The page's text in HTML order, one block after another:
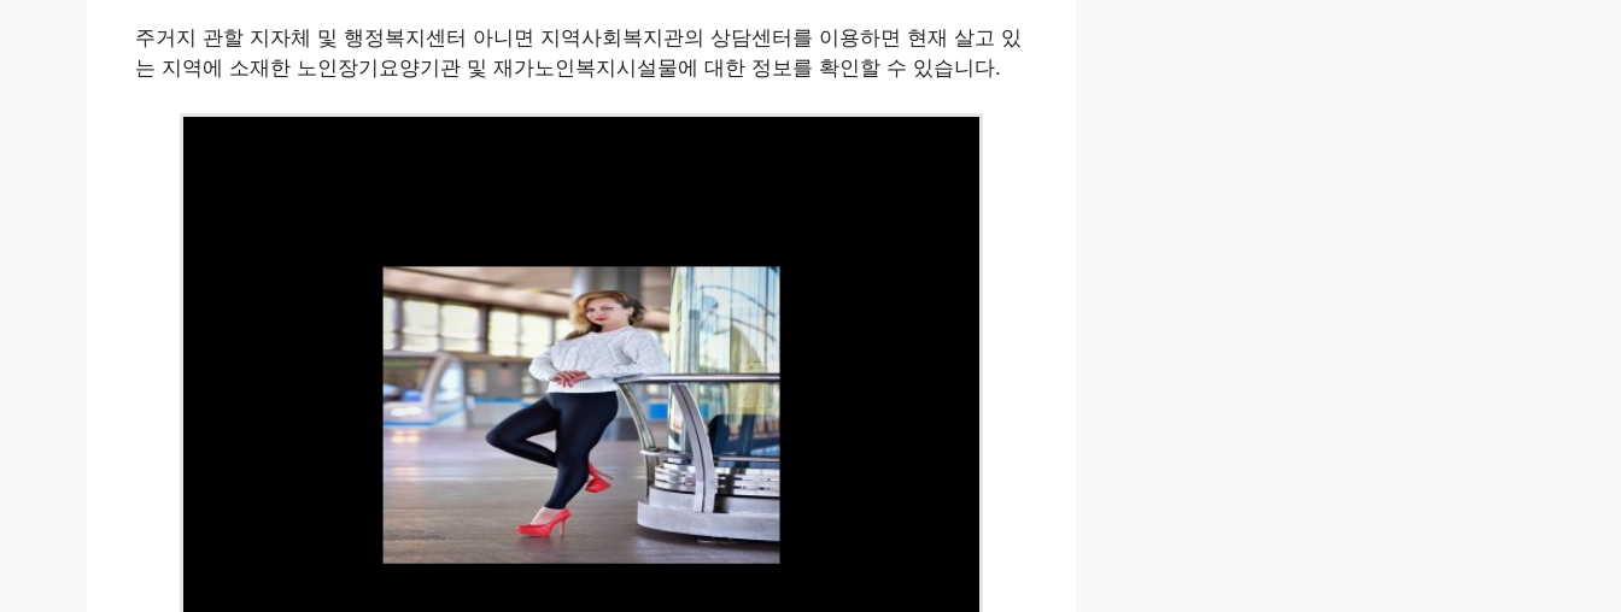
주거지 관할 지자체 및 행정복지센터 아니면 지역사회복지관의 상담센터를 이용하면 현재 살고 있
는 지역에 소재한 노인장기요양기관 및 재가노인복지시설물에 대한 정보를 확인할 수 있습니다.